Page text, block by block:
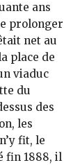
ans
prolonger
net au
place de
viaduc
du
des
les
fit, le
fin 1888, il